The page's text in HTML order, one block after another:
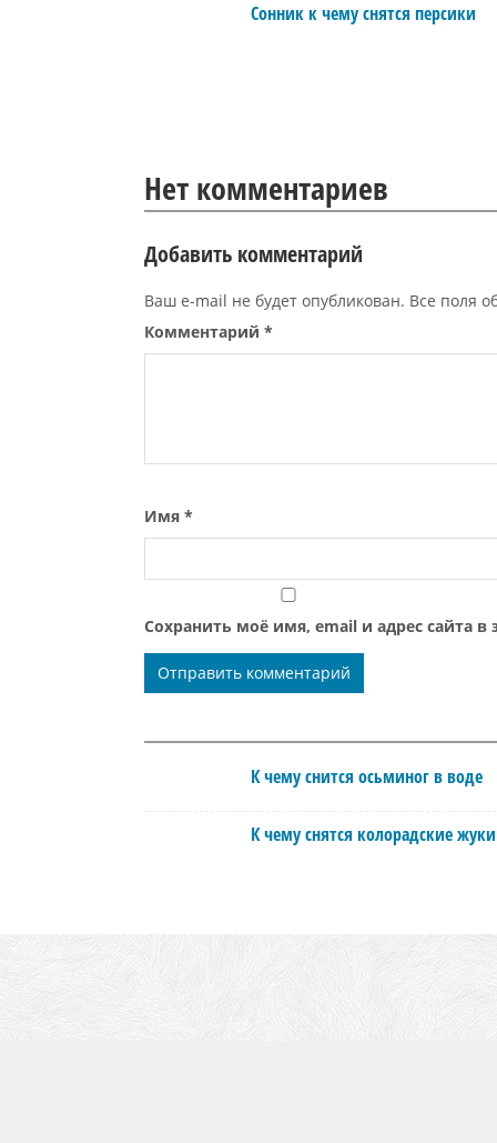
Сонник к чему снятся персики
Нет комментариев
Добавить комментарий
Ваш e-mail не будет опубликован. Все поля
Комментарий *
Имя *
Сохранить моё имя, email и адрес сайта
К чему снится осьминог в воде
К чему снятся колорадские жуки